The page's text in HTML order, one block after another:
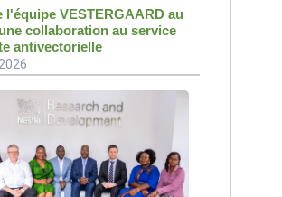
l'équipe VESTERGAARD au
collaboration au service
antivectorielle